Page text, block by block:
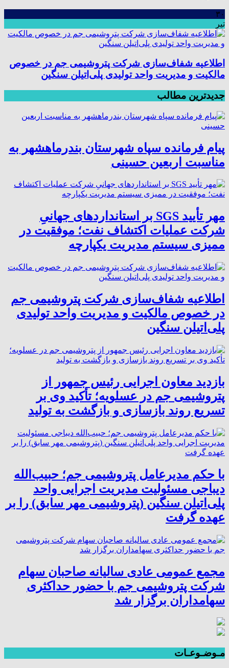
۳۰
تیر
اطلاعیه شفاف‌سازی شرکت پتروشیمی جم در خصوص
مالکیت و مدیریت واحد تولیدی پلی‌اتیلن سنگین
جدیدترین مطالب
پیام فرمانده سپاه شهرستان بندرماهشهر به
مناسبت اربعین حسینی
مهر تأیید SGS بر استانداردهای جهانیِ
شرکت عملیات اکتشاف نفت؛ موفقیت در
ممیزی سیستم مدیریت یکپارچه
اطلاعیه شفاف‌سازی شرکت پتروشیمی جم
در خصوص مالکیت و مدیریت واحد تولیدی
پلی‌اتیلن سنگین
بازدید معاون اجرایی رئیس جمهور از
پتروشیمی جم در عسلویه؛ تأکید وی بر
تسریع روند بازسازی و بازگشت به تولید
با حکم مدیرعامل پتروشیمی جم؛ حبیب‌الله
دیباجی مسئولیت مدیریت اجرایی واحد
پلی‌اتیلن سنگین (پتروشیمی مهر سابق) را بر
عهده گرفت
مجمع عمومی عادی سالیانه صاحبان سهام
شرکت پتروشیمی جم با حضور حداکثری
سهامداران برگزار شد
مـوضـوعـات